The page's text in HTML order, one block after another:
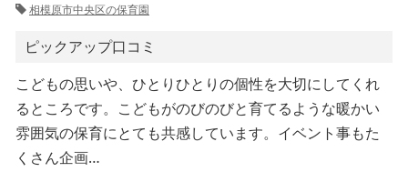
相模原市中央区の保育園
ピックアップ口コミ
こどもの思いや、ひとりひとりの個性を大切にしてくれ
るところです。こどもがのびのびと育てるような暖かい
雰囲気の保育にとても共感しています。イベント事もた
くさん企画…